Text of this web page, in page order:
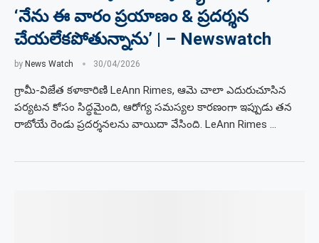
‘నేను ఈ వారం ప్రయాణం & ప్రదర్శన
చేయలేకపోతున్నాను’ | – Newswatch
by News Watch 30/04/2026
గ్రామీ-విజేత కళాకారిణి LeAnn Rimes, ఆమె చాలా ఎదురుచూసిన
పర్యటన కోసం సిద్ధమైంది, ఆరోగ్య సమస్యల కారణంగా ఇప్పుడు తన
రాబోయే రెండు ప్రదర్శనలను వాయిదా వేసింది. LeAnn Rimes …